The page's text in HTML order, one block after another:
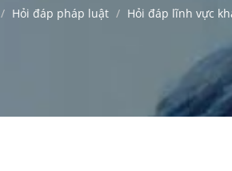
Hỏi đáp pháp luật Hỏi đáp lĩnh vực